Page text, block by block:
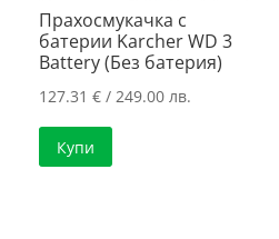
Прахосмукачка с
батерии Karcher WD 3
Battery (Без батерия)
127.31€ / 249.00 лв.
Купи